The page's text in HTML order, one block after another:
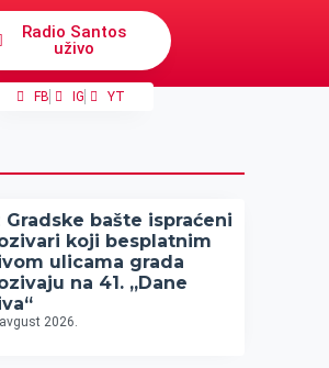
Radio Santos
uživo
FB IG YT
Gradske bašte ispraćeni
koji besplatnim
ulicama grada
na 41. „Dane
2026.